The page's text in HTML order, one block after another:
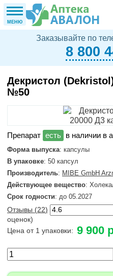
МЕНЮ
Заказывайте по
8 800
Декристол
№50
в наличии в
Форма выпуска: капсулы
В упаковке: 50 капсул
Производитель: MIBE GmbH
Действующее вещество:
Срок годности: до 05.2027
Отзывы (22)
оценок)
Цена от 1 упаковки: 9 900